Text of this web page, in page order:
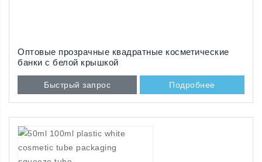
Оптовые прозрачные квадратные косметические
банки с белой крышкой
Быстрый запрос Подробнее